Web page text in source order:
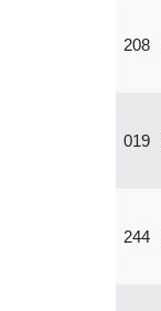
208
019
244